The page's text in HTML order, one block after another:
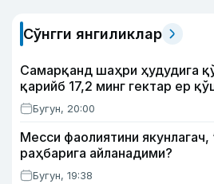
Сўнгги янгиликлар
Самарқанд шаҳри ҳудудига
қарийб 17,2 минг гектар ер
Бугун, 20:00
Месси фаолиятини
раҳбарига айланадими?
Бугун, 19:38